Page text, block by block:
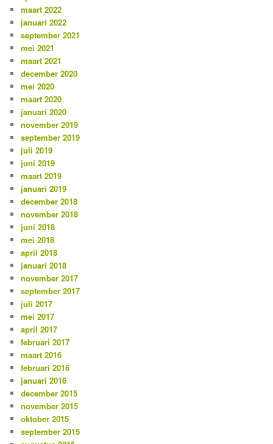
maart 2022
januari 2022
september 2021
mei 2021
maart 2021
december 2020
mei 2020
maart 2020
januari 2020
november 2019
september 2019
juli 2019
juni 2019
maart 2019
januari 2019
december 2018
november 2018
juni 2018
mei 2018
april 2018
januari 2018
november 2017
september 2017
juli 2017
mei 2017
april 2017
februari 2017
maart 2016
februari 2016
januari 2016
december 2015
november 2015
oktober 2015
september 2015